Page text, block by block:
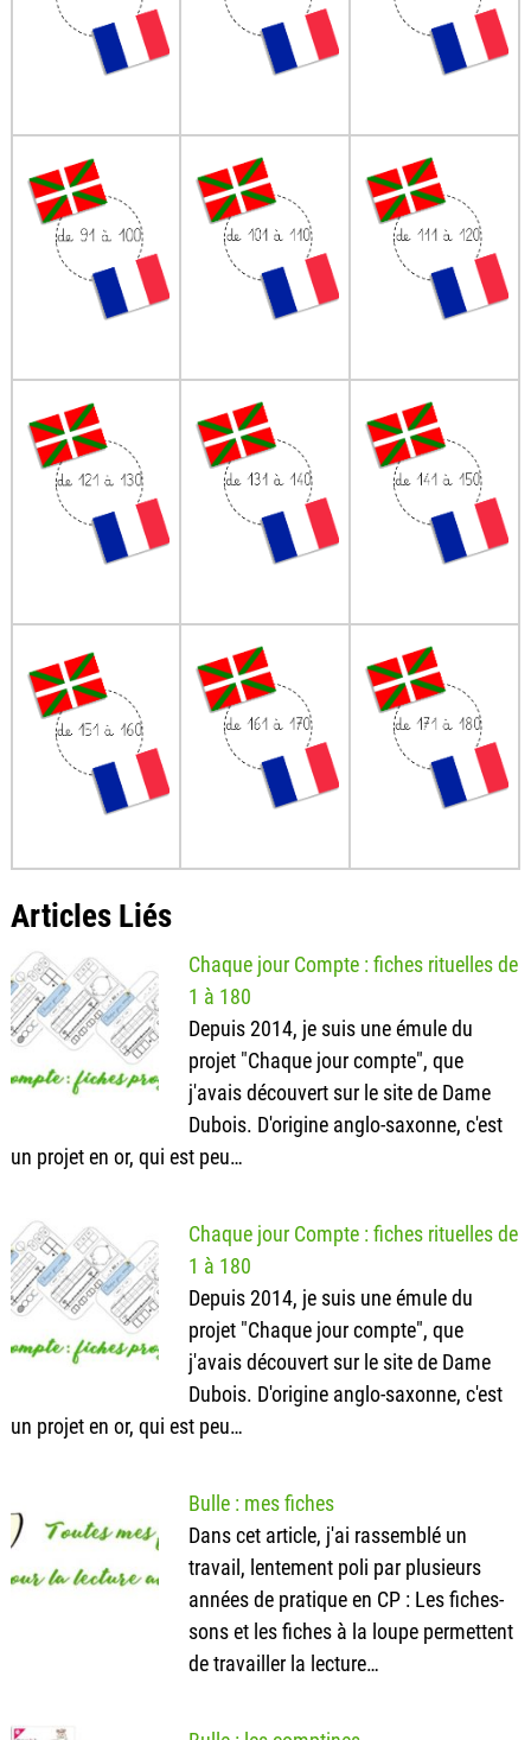
Articles Liés
Chaque jour Compte : fiches rituelles de
1 à 180
Depuis 2014, je suis une émule du
projet "Chaque jour compte", que
j'avais découvert sur le site de Dame
Dubois. D'origine anglo-saxonne, c'est
un projet en or, qui est peu…
Chaque jour Compte : fiches rituelles de
1 à 180
Depuis 2014, je suis une émule du
projet "Chaque jour compte", que
j'avais découvert sur le site de Dame
Dubois. D'origine anglo-saxonne, c'est
un projet en or, qui est peu…
Bulle : mes fiches
Dans cet article, j'ai rassemblé un
travail, lentement poli par plusieurs
années de pratique en CP : Les fiches-
sons et les fiches à la loupe permettent
de travailler la lecture…